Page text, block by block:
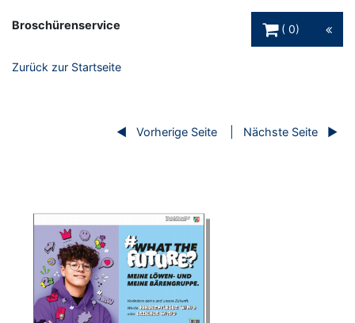
Broschürenservice
0
Zurück zur Startseite
Vorherige Seite Nächste Seite